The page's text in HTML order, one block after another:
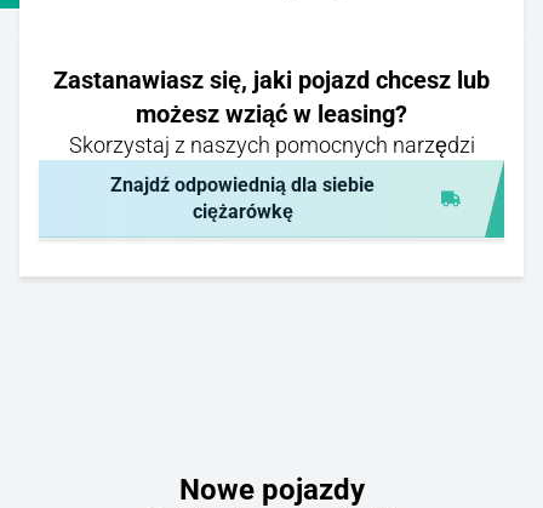
Zastanawiasz się, jaki pojazd chcesz lub
możesz wziąć w leasing?
Skorzystaj z naszych pomocnych narzędzi
Znajdź odpowiednią dla siebie
ciężarówkę
Nowe pojazdy